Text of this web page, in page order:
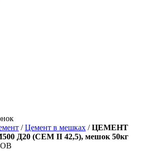
/Цемент в мешках /ЦЕМЕНТ
Д20 (CEM II 42,5), мешок 50кг